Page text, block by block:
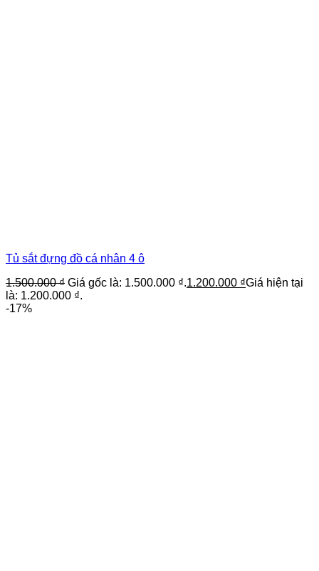
Tủ sắt đựng đồ cá nhân 4 ô
1.500.000₫ Giá gốc là: 1.500.000 ₫.1.200.000 ₫Giá hiện tại
là: 1.200.000 ₫.
-17%